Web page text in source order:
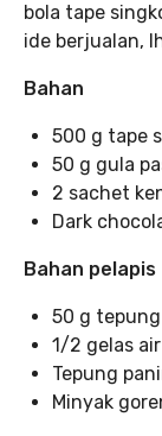
bola tape
ide berjualan,
Bahan
500 g tape
50 g gula
2 sachet
Dark
Bahan pelapis
50 g
1/2 gelas air
Tepung
Minyak